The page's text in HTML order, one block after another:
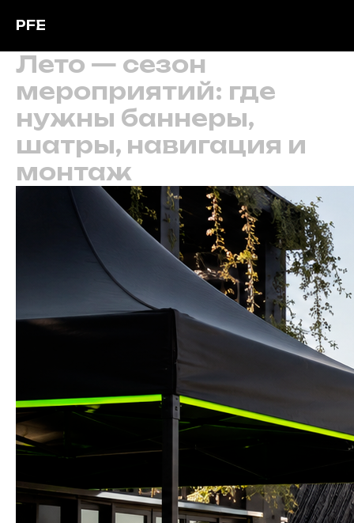
PFE
Лето — сезон
мероприятий: где
нужны баннеры,
шатры, навигация и
монтаж